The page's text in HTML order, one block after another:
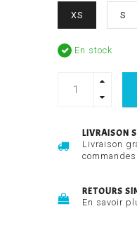
XS S
En stock
LIVRAISON
Livraison
RETOURS
En savoir